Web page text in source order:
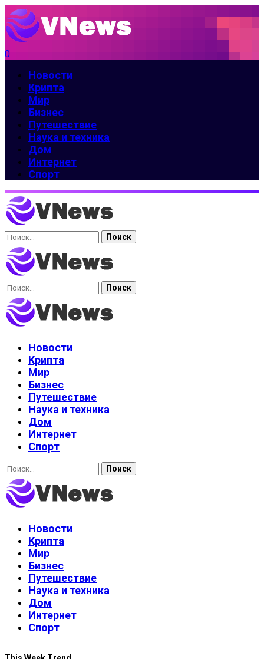
0
Новости
Крипта
Мир
Бизнес
Путешествие
Наука и техника
Дом
Интернет
Спорт
Найти:
Найти:
Новости
Крипта
Мир
Бизнес
Путешествие
Наука и техника
Дом
Интернет
Спорт
Найти:
Новости
Крипта
Мир
Бизнес
Путешествие
Наука и техника
Дом
Интернет
Спорт